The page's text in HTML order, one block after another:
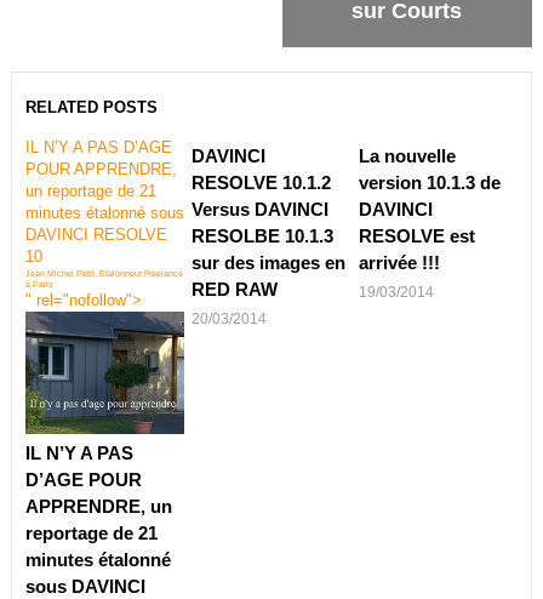
sur Courts
RELATED POSTS
IL N’Y A PAS D’AGE
POUR APPRENDRE,
un reportage de 21
minutes étalonné sous
DAVINCI RESOLVE
10
Jean Michel Petit, Etalonneur Freelance
à Paris
" rel="nofollow">
IL N’Y A PAS
D’AGE POUR
APPRENDRE, un
reportage de 21
minutes étalonné
sous DAVINCI
DAVINCI
RESOLVE 10.1.2
Versus DAVINCI
RESOLBE 10.1.3
sur des images en
RED RAW
20/03/2014
La nouvelle
version 10.1.3 de
DAVINCI
RESOLVE est
arrivée !!!
19/03/2014